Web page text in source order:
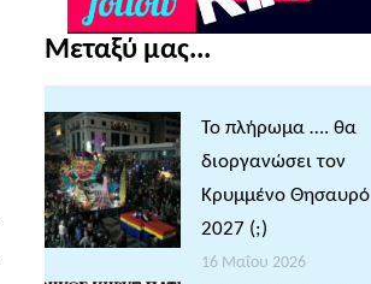
Μεταξύ μας...
Το πλήρωμα …. θα
διοργανώσει τον
Κρυμμένο Θησαυρό
2027 (;)
16 Μαΐου 2026